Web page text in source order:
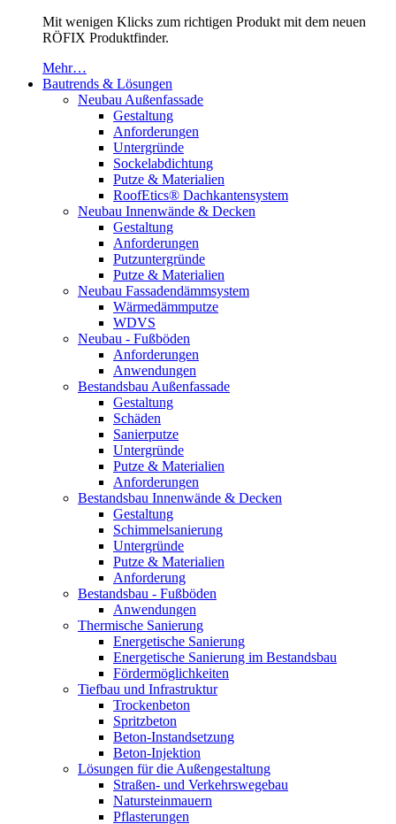
Mit wenigen Klicks zum richtigen Produkt mit dem neuen
RÖFIX Produktfinder.
Mehr…
Bautrends & Lösungen
Neubau Außenfassade
Gestaltung
Anforderungen
Untergründe
Sockelabdichtung
Putze & Materialien
RoofEtics® Dachkantensystem
Neubau Innenwände & Decken
Gestaltung
Anforderungen
Putzuntergründe
Putze & Materialien
Neubau Fassadendämmsystem
Wärmedämmputze
WDVS
Neubau - Fußböden
Anforderungen
Anwendungen
Bestandsbau Außenfassade
Gestaltung
Schäden
Sanierputze
Untergründe
Putze & Materialien
Anforderungen
Bestandsbau Innenwände & Decken
Gestaltung
Schimmelsanierung
Untergründe
Putze & Materialien
Anforderung
Bestandsbau - Fußböden
Anwendungen
Thermische Sanierung
Energetische Sanierung
Energetische Sanierung im Bestandsbau
Fördermöglichkeiten
Tiefbau und Infrastruktur
Trockenbeton
Spritzbeton
Beton-Instandsetzung
Beton-Injektion
Lösungen für die Außengestaltung
Straßen- und Verkehrswegebau
Natursteinmauern
Pflasterungen